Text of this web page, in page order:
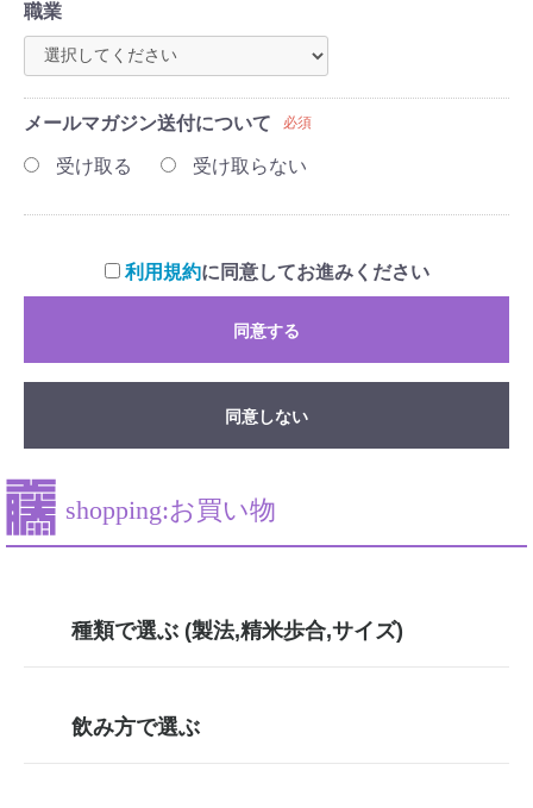
職業
メールマガジン送付について 必須
受け取る 受け取らない
利用規約に同意してお進みください
同意する
同意しない
shopping:お買い物
種類で選ぶ (製法,精米歩合,サイズ)
飲み方で選ぶ